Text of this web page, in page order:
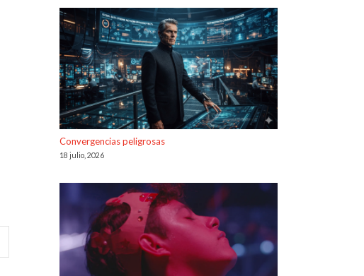
Convergencias peligrosas
18 julio, 2026